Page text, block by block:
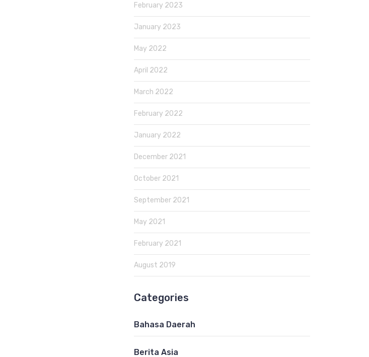
February 2023
January 2023
May 2022
April 2022
March 2022
February 2022
January 2022
December 2021
October 2021
September 2021
May 2021
February 2021
August 2019
Categories
Bahasa Daerah
Berita Asia